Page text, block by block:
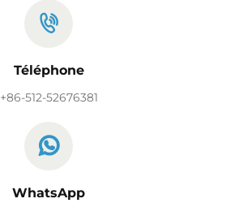
Téléphone
+86-512-52676381
WhatsApp